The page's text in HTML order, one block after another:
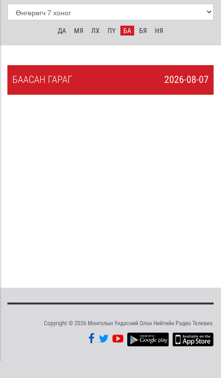
ДА МЯ ЛХ ПҮ БА БЯ НЯ
2026-08-07
БААСАН ГАРАГ
Copyright © 2026 Монголын Үндэсний Олон Нийтийн Радио Телевиз.